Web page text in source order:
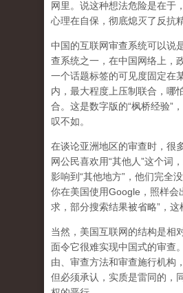
网里。说这种想法危险是在于
心理在自保，彻底熄灭了反抗精
中国的互联网审查系统可以说
查系统之一，在中国网络上，
一个话题标签的可见度固定在
内，最大程度上压制联合 ，哪
合。这是数字版的“枫桥经验”
叹不如。
在谈论亚洲地区的审查时，很
网公民喜欢用“其他人”这个词
影响到“其他地方”，他们完全
你在美国使用Google，照样会
求，部分搜索结果被省略”，这
当然，美国互联网的结构是相
面令它很难实现中国式的审查
由、审查方法和审查施行机构
但必须承认， 实质是雷同的，